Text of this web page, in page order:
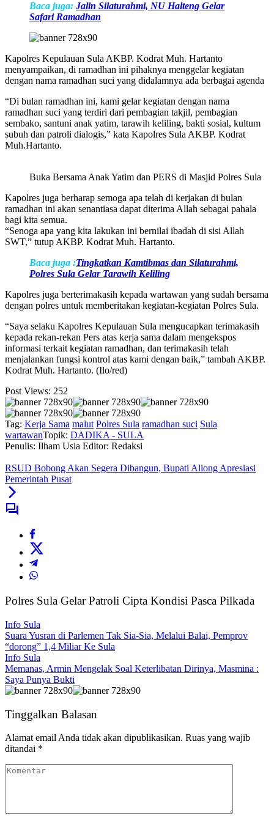
Baca juga: Jalin Silaturahmi, NU Halteng Gelar
Safari Ramadhan
Kapolres Kepulauan Sula AKBP. Kodrat Muh. Hartanto
menyampaikan, di ramadhan ini pihaknya menggelar kegiatan
dengan nama ramadhan suci yang didalamnya ada berbagai agenda
“Di bulan ramadhan ini, kami gelar kegiatan dengan nama
ramadhan suci yang terdiri dari pembagian takjil, pembagian
sembako, santuni anak yatim, tarawih keliling, bakti sosial, kultum
subuh dan patroli dialogis,” kata Kapolres Sula AKBP. Kodrat
Muh.Hartanto.
Buka Bersama Anak Yatim dan PERS di Masjid Polres Sula
Kapolres juga berharap semoga apa telah di kerjakan di bulan
ramadhan ini akan senantiasa dapat diterima Allah sebagai pahala
bagi kita semua.
“Senoga apa yang kita lakukan ini bernilai ibadah di sisi Allah
SWT,” tutup AKBP. Kodrat Muh. Hartanto.
Baca juga :Tingkatkan Kamtibmas dan Silaturahmi,
Polres Sula Gelar Tarawih Keliling
Kapolres juga berterimakasih kepada wartawan yang sudah bersama
dengan polres untuk memberitakan kegiatan-kegiatan Polres Sula.
“Saya selaku Kapolres Kepulauan Sula mengucapkan terimakasih
kepada rekan-rekan Pers atas kerja sama dalam mengekspos
informasi terkait kegiatan ramadhan, dan terimakasih telah
menjalankan fungsi kontrol atas kami dengan baik,” tambah AKBP.
Kodrat Muh. Hartanto. (Ilo/red)
Post Views: 252
Tag: Kerja Sama malut Polres Sula ramadhan suci Sula
wartawanTopik: DADIKA - SULA
Penulis: Ilham Usia Editor: Redaksi
RSUD Bobong Akan Segera Dibangun, Bupati Aliong Apresiasi
Pemerintah Pusat
Polres Sula Gelar Patroli Cipta Kondisi Pasca Pilkada
Info Sula
Suara Yusran di Parlemen Tak Sia-Sia, Melalui Balai, Pemprov
“dorong” 1,4 Miliar Ke Sula
Info Sula
Memanas, Armin Mengelak Soal Keterlibatan Dirinya, Masmina :
Saya Punya Bukti
Tinggalkan Balasan
Alamat email Anda tidak akan dipublikasikan. Ruas yang wajib
ditandai *